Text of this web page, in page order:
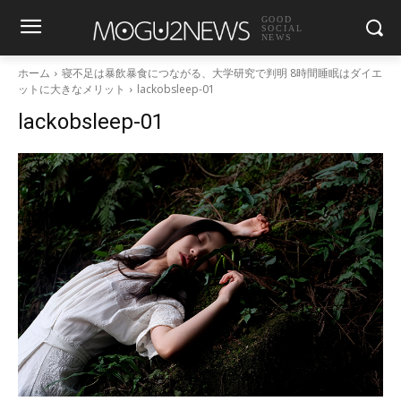
GOOD
SOCIAL
NEWS
ホーム
寝不足は暴飲暴食につながる、大学研究で判明 8時間睡眠はダイエ
ットに大きなメリット
lackobsleep-01
lackobsleep-01